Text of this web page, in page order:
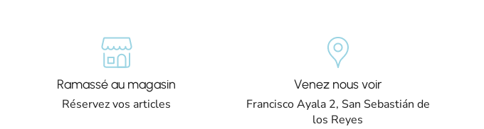
Ramassé au magasin
Réservez vos articles
Venez nous voir
Francisco Ayala 2, San Sebastián de
los Reyes